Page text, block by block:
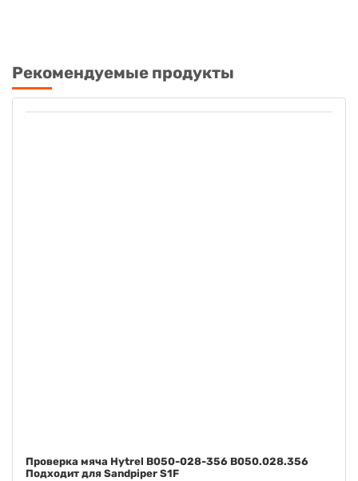
Рекомендуемые продукты
Клапанное седло Santoprene B722-040-354
B722.040.354 подходит к Sandpiper S20